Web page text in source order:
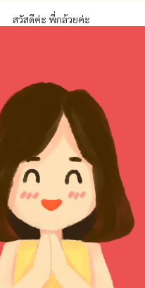
สวัสดีค่ะ พี่กล้วยค่ะ